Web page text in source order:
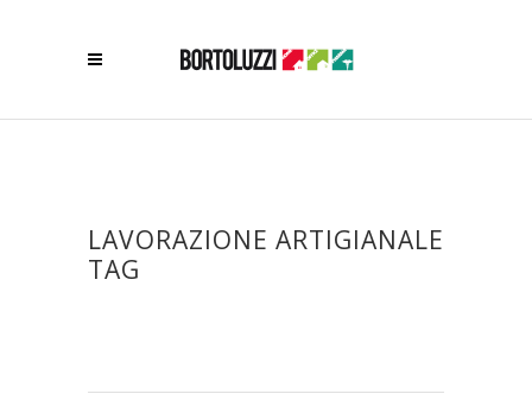
LAVORAZIONE ARTIGIANALE
TAG